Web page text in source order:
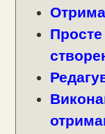
Просте